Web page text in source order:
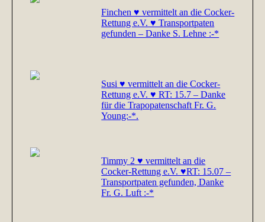
Finchen ♥ vermittelt an die Cocker-
Rettung e.V. ♥ Transportpaten
gefunden – Danke S. Lehne :-*
Susi ♥ vermittelt an die Cocker-
Rettung e.V. ♥ RT: 15.7 – Danke
für die Trapopatenschaft Fr. G.
Young:-*.
Timmy 2 ♥ vermittelt an die
Cocker-Rettung e.V. ♥RT: 15.07 –
Transportpaten gefunden, Danke
Fr. G. Luft :-*